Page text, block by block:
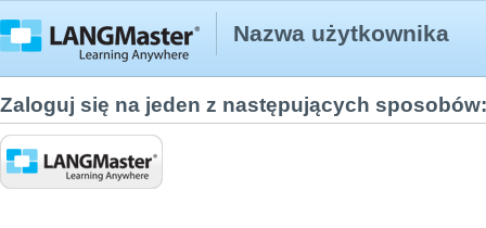
Nazwa użytkownika
Zaloguj się na jeden z następujących sposobów: